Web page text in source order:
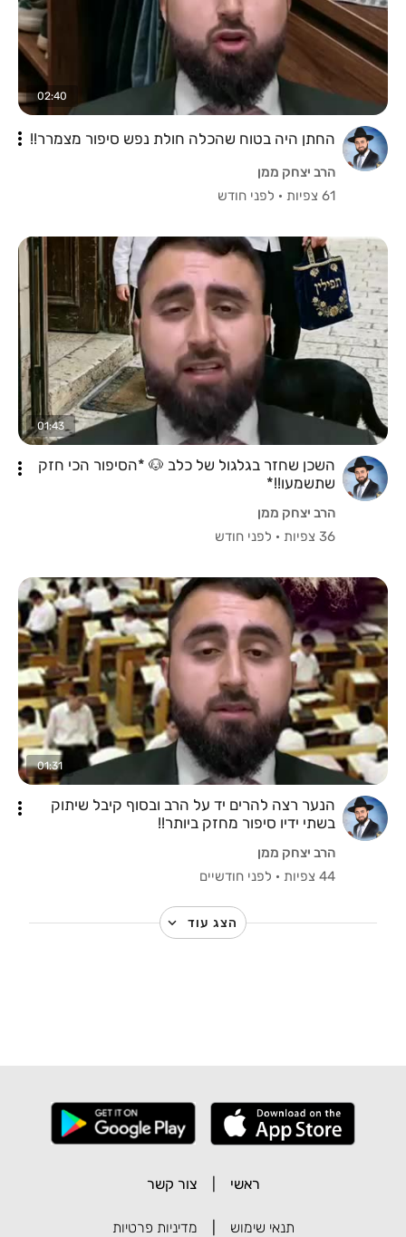
02:40
החתן היה בטוח שהכלה חולת נפש סיפור מצמרר!!
הרב יצחק ממן
61 צפיות
· לפני חודש
01:43
השכן שחזר בגלגול של כלב 🐶 *הסיפור הכי חזק
שתשמעו!!*
הרב יצחק ממן
36 צפיות
· לפני חודש
01:31
הנער רצה להרים יד על הרב ובסוף קיבל שיתוק
בשתי ידיו סיפור מחזק ביותר!!
הרב יצחק ממן
44 צפיות
· לפני חודשיים
הצג עוד
ראשי צור קשר
תנאי שימוש מדיניות פרטיות